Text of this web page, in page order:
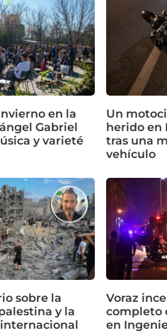
en la
Gabriel
y varieté
Un
herido en
tras una
vehículo
sobre la
y la
Voraz
completo
en